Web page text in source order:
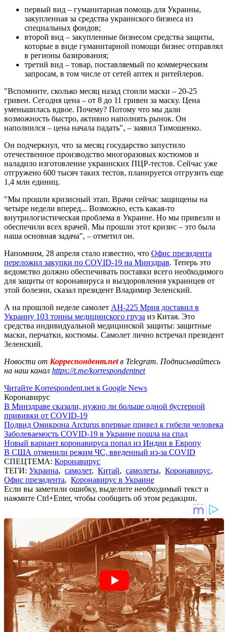
первый вид – гуманитарная помощь для Украины,
закупленная за средства украинского бизнеса из
специальных фондов;
второй вид – закупленные бизнесом средства защиты,
которые в виде гуманитарной помощи бизнес отправлял
в регионы базирования;
третий вид – товар, поставляемый по коммерческим
запросам, в том числе от сетей аптек и ритейлеров.
"Вспомните, сколько месяц назад стоили маски – 20-25
гривен. Сегодня цена – от 8 до 11 гривен за маску. Цена
уменьшилась вдвое. Почему? Потому что мы дали
возможность быстро, активно наполнять рынок. Он
наполнился – цена начала падать", – заявил Тимошенко.
Он подчеркнул, что за месяц государство запустило
отечественное производство многоразовых костюмов и
наладило изготовление украинских ПЦР-тестов. Сейчас уже
отгружено 600 тысяч таких тестов, планируется отгрузить еще
1,4 млн единиц.
"Мы прошли кризисный этап. Врачи сейчас защищены на
четыре недели вперед... Возможно, есть какая-то
внутрилогистическая проблема в Украине. Но мы привезли и
обеспечили всех врачей. Мы прошли этот кризис – это была
наша основная задача", – отметил он.
Напомним, 28 апреля стало известно, что Офис президента
переложил закупки по COVID-19 на Минздрав. Теперь это
ведомство должно обеспечивать поставки всего необходимого
для защиты от коронавируса и выздоровления украинцев от
этой болезни, сказал президент Владимир Зеленский.
А на прошлой неделе самолет АН-225 Мрия доставил в
Украину 103 тонны медицинского груза из Китая. Это
средства индивидуальной медицинской защиты: защитные
маски, перчатки, костюмы. Самолет лично встречал президент
Зеленский.
Новости от Корреспондент.netв Telegram. Подписывайтесь
на наш канал https://t.me/korrespondentnet
Читайте Korrespondent.net в Google News
Коронавирус
В Минздраве сказали, нужно ли больше одной бустерной
прививки от COVID-19
Подвид Омикрона Arcturus впервые привел к гибели человека
Заболеваемость COVID-19 в Украине пошла на спад
Новый вариант коронавируса попал из Индии в Европу
В США отменили режим ЧС, введенный из-за COVID
СПЕЦТЕМА: Коронавирус
ТЕГИ: Украина, самолет, Китай, самолеты, Коронавирус,
Офис президента, Коронавирус в Украине
Если вы заметили ошибку, выделите необходимый текст и
нажмите Ctrl+Enter, чтобы сообщить об этом редакции.